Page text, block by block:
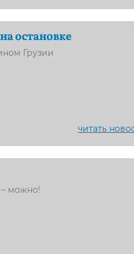
остановке
Грузии
читать
– можно!